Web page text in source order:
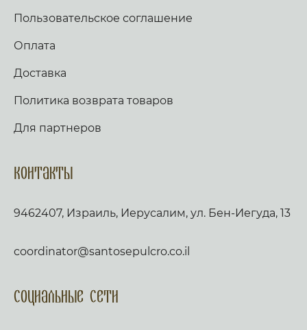
Пользовательское соглашение
Оплата
Доставка
Политика возврата товаров
Для партнеров
Контакты
9462407, Израиль, Иерусалим, ул. Бен-Иегуда, 13
coordinator@santosepulcro.co.il
Социальные сети